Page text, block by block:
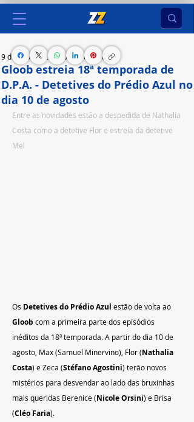
Gloob estreia 18ª temporada de
D.P.A. - Detetives do Prédio Azul no
dia 10 de agosto
9 de ago. de 2023 3 min de leitura
Entre as novidades estão a despedida de Nathalia
Costa como a detetive Flor e estreia da detetive
Mel
Os Detetives do Prédio Azul estão de volta ao
Gloob com a primeira parte dos episódios
inéditos da 18ª temporada. A partir do dia 10 de
agosto, Max (Samuel Minervino), Flor (Nathalia
Costa) e Zeca (Stéfano Agostini) terão novos
mistérios para desvendar ao lado das bruxinhas
mais queridas Berenice (Nicole Orsini) e Brisa
(Cléo Faria).